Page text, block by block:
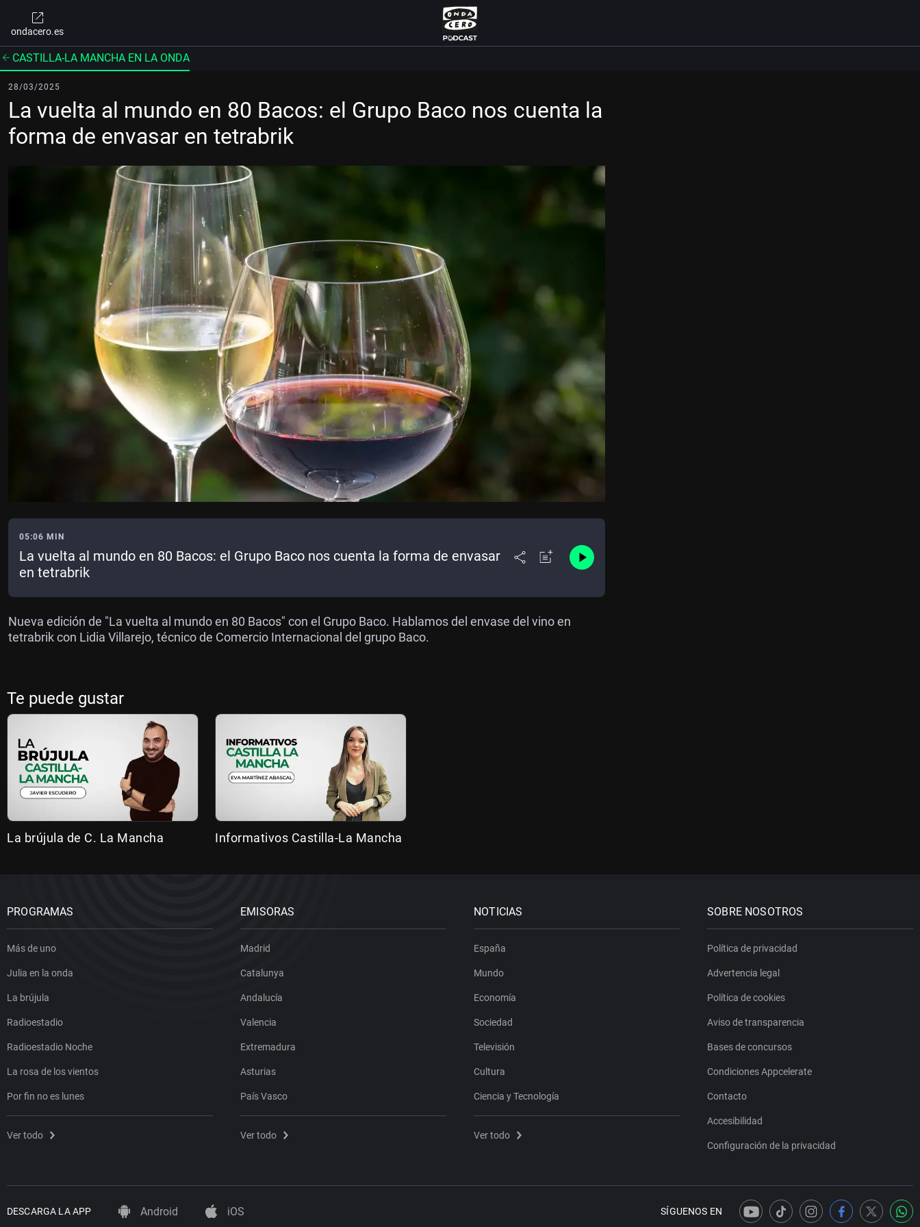
ondacero.es
CASTILLA-LA MANCHA EN LA ONDA
28/03/2025
La vuelta al mundo en 80 Bacos: el Grupo Baco nos cuenta la
forma de envasar en tetrabrik
05:06 MIN
La vuelta al mundo en 80 Bacos: el Grupo Baco nos cuenta la forma de envasar
en tetrabrik
Nueva edición de "La vuelta al mundo en 80 Bacos" con el Grupo Baco. Hablamos del envase del vino en
tetrabrik con Lidia Villarejo, técnico de Comercio Internacional del grupo Baco.
Te puede gustar
La brújula de C. La Mancha Informativos Castilla-La Mancha
PROGRAMAS
Más de uno
Julia en la onda
La brújula
Radioestadio
Radioestadio Noche
La rosa de los vientos
Por fin no es lunes
Ver todo
EMISORAS
Madrid
Catalunya
Andalucía
Valencia
Extremadura
Asturias
País Vasco
Ver todo
NOTICIAS
España
Mundo
Economía
Sociedad
Televisión
Cultura
Ciencia y Tecnología
Ver todo
SOBRE NOSOTROS
Política de privacidad
Advertencia legal
Política de cookies
Aviso de transparencia
Bases de concursos
Condiciones Appcelerate
Contacto
Accesibilidad
Configuración de la privacidad
DESCARGA LA APP Android iOS SÍGUENOS EN